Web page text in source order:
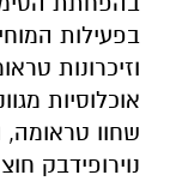
בפעילות
וזיכרונות
אוכלוסיות
שחוו
נוירופידבק